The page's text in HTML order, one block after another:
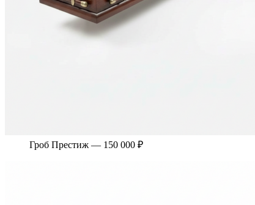
Гроб Престиж — 150 000 ₽